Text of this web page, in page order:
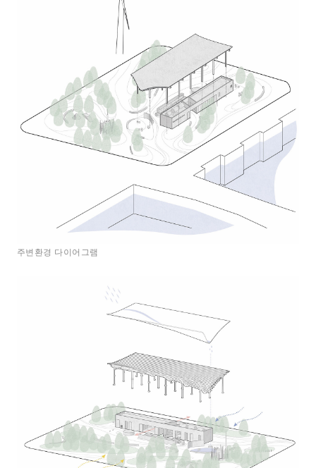
주변환경 다이어그램